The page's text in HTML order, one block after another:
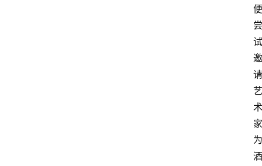
便
尝
试
邀
请
艺
术
家
为
酒